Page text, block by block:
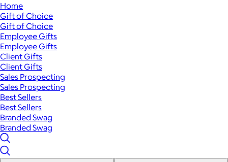
Home
Gift of Choice
Gift of Choice
Employee Gifts
Employee Gifts
Client Gifts
Client Gifts
Sales Prospecting
Sales Prospecting
Best Sellers
Best Sellers
Branded Swag
Branded Swag